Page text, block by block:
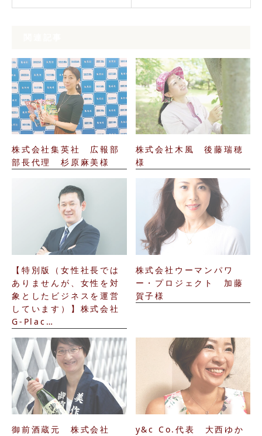
株式会社集英社 広報部
部長代理 杉原麻美様
株式会社木風 後藤瑞穂
様
【特別版（女性社長では
ありませんが、女性を対
象としたビジネスを運営
しています）】株式会社
G-Plac…
株式会社ウーマンパワ
ー・プロジェクト 加藤
賀子様
御前酒蔵元 株式会社
y&c Co.代表 大西ゆか